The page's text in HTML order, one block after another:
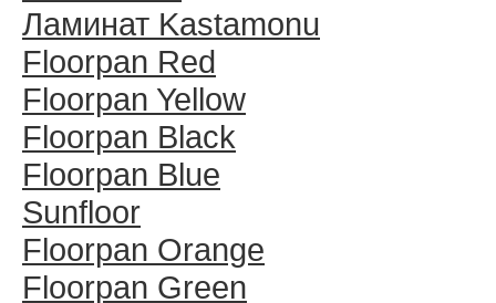
Ламинат Kastamonu
Floorpan Red
Floorpan Yellow
Floorpan Black
Floorpan Blue
Sunfloor
Floorpan Orange
Floorpan Green